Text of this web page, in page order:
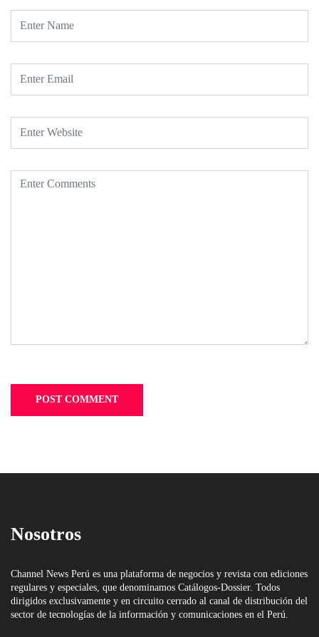
Nosotros
Channel News Perú es una plataforma de negocios y revista con ediciones
regulares y especiales, que denominamos Catálogos-Dossier. Todos
dirigidos exclusivamente y en circuito cerrado al canal de distribución del
sector de tecnologías de la información y comunicaciones en el Perú.